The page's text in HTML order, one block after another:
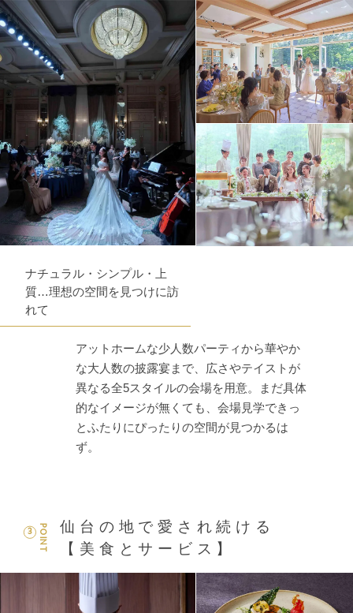
ナチュラル・シンプル・上
質…理想の空間を見つけに訪
れて
アットホームな少人数パーティから華やか
な大人数の披露宴まで、広さやテイストが
異なる全5スタイルの会場を用意。まだ具体
的なイメージが無くても、会場見学できっ
とふたりにぴったりの空間が見つかるは
ず。
POINT
3
仙台の地で愛され続ける
【美食とサービス】